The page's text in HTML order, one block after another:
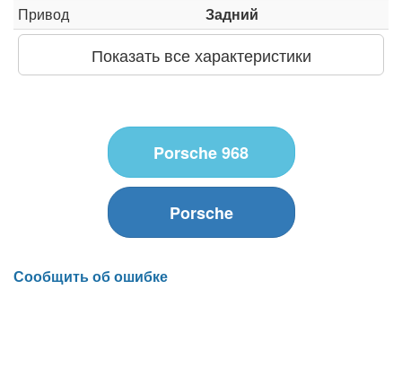
Привод
Задний
Показать все характеристики
Porsche 968
Porsche
Сообщить об ошибке